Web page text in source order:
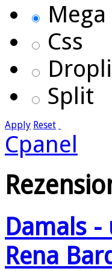
Mega
Css
Split
Apply Reset
Cpanel
Damals
Rena